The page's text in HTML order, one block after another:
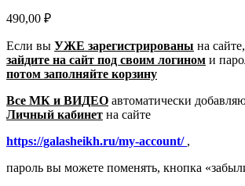
490,00 ₽
Если вы УЖЕ зарегистрированы на
зайдите на сайт под своим логином и
потом заполняйте корзину
Все МК и ВИДЕО автоматически
Личный кабинет на сайте
https://galasheikh.ru/my-account/ ,
пароль вы можете поменять, кнопка